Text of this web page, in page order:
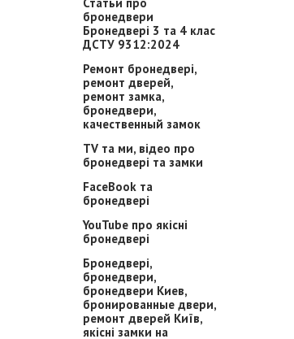
бронедвери
Бронедвері 3 та 4 клас
ДСТУ 9312:2024
Ремонт бронедвері,
ремонт дверей,
ремонт замка,
бронедвери,
качественный замок
TV та ми, відео про
бронедвері та замки
FaceBook та
бронедвері
YouTube про якісні
бронедвері
Бронедвері,
бронедвери,
бронедвери Киев,
бронированные двери,
ремонт дверей Київ,
якісні замки на